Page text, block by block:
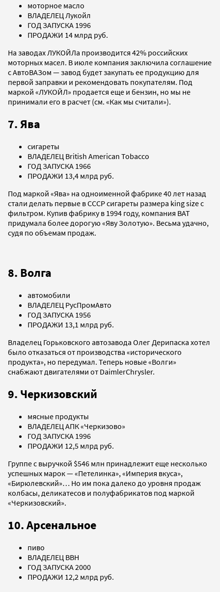
моторное масло
ВЛАДЕЛЕЦ Лукойл
ГОД ЗАПУСКА 1996
ПРОДАЖИ 14 млрд руб.
На заводах ЛУКОЙЛа производится 42% российских
моторных масел. В июле компания заключила соглашение
с АвтоВАЗом — завод будет закупать ее продукцию для
первой заправки и рекомендовать покупателям. Под
маркой «ЛУКОЙЛ» продается еще и бензин, но мы не
принимали его в расчет (см. «Как мы считали»).
7. Ява
сигареты
ВЛАДЕЛЕЦ British American Tobacco
ГОД ЗАПУСКА 1966
ПРОДАЖИ 13,4 млрд руб.
Под маркой «Ява» на одноименной фабрике 40 лет назад
стали делать первые в СССР сигареты размера king size с
фильтром. Купив фабрику в 1994 году, компания BAT
придумала более дорогую «Яву Золотую». Весьма удачно,
судя по объемам продаж.
8. Волга
автомобили
ВЛАДЕЛЕЦ РусПромАвто
ГОД ЗАПУСКА 1956
ПРОДАЖИ 13,1 млрд руб.
Владелец Горьковского автозавода Олег Дерипаска хотел
было отказаться от производства «исторического
продукта», но передумал. Теперь новые «Волги»
снабжают двигателями от DaimlerChrysler.
9. Черкизовский
мясные продукты
ВЛАДЕЛЕЦ АПК «Черкизово»
ГОД ЗАПУСКА 1996
ПРОДАЖИ 12,5 млрд руб.
Группе с выручкой $546 млн принадлежит еще несколько
успешных марок — «Петелинка», «Империя вкуса»,
«Бирюлевский»… Но им пока далеко до уровня продаж
колбасы, деликатесов и полуфабрикатов под маркой
«Черкизовский».
10. Арсенальное
пиво
ВЛАДЕЛЕЦ BBH
ГОД ЗАПУСКА 2000
ПРОДАЖИ 12,2 млрд руб.